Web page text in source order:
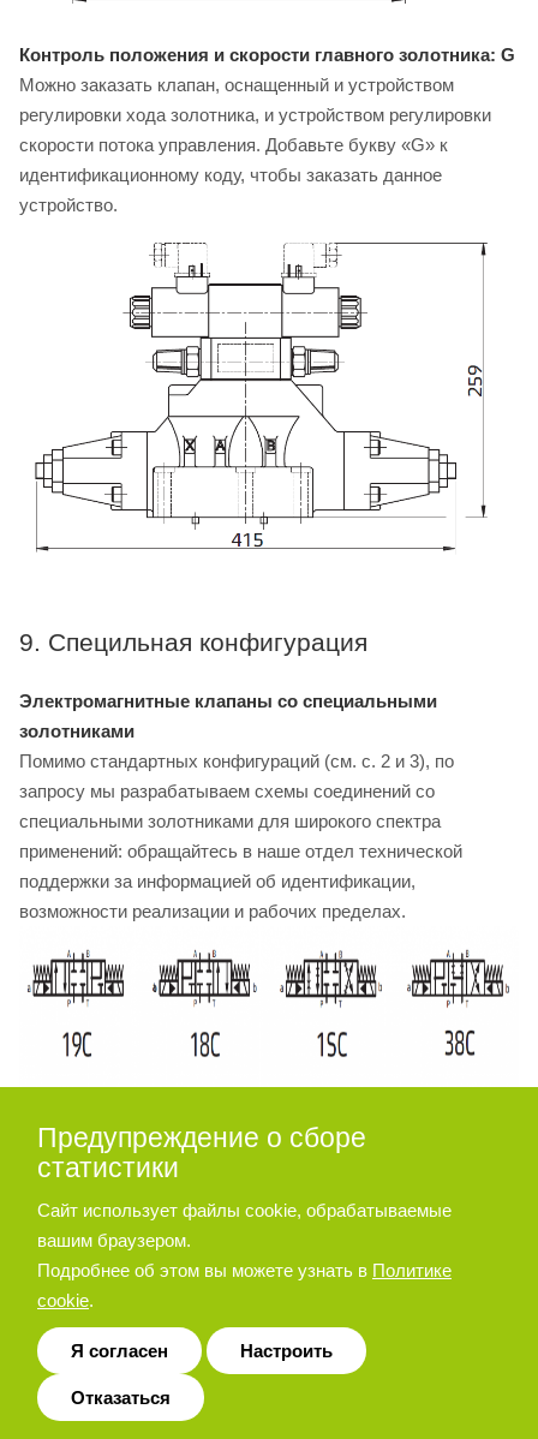
Контроль положения и скорости главного золотника: G
Можно заказать клапан, оснащенный и устройством
регулировки хода золотника, и устройством регулировки
скорости потока управления. Добавьте букву «G» к
идентификационному коду, чтобы заказать данное
устройство.
9. Специльная конфигурация
Электромагнитные клапаны со специальными
золотниками
Помимо стандартных конфигураций (см. с. 2 и 3), по
запросу мы разрабатываем схемы соединений со
специальными золотниками для широкого спектра
применений: обращайтесь в наше отдел технической
поддержки за информацией об идентификации,
возможности реализации и рабочих пределах.
По запросу клапан HD8 поставляется с обратным
клапаном, интегрированным в линию P. Такое исполнение
давления управления, когда линия P главного
гидрораспределителя, в его исходном положении,
соединяется с сливом T. Давление открытия составляет 5
чтобы заказать такую конфигурацию.
Предупреждение о сборе
статистики
Сайт использует файлы cookie, обрабатываемые
вашим браузером.
Подробнее об этом вы можете узнать в Политике
cookie.
Я согласен Настроить
Отказаться